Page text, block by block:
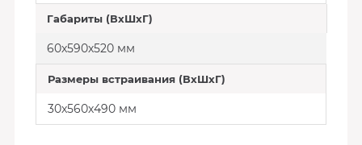
Габариты (ВхШхГ)
60x590х520 мм
Размеры встраивания (ВхШхГ)
30x560х490 мм